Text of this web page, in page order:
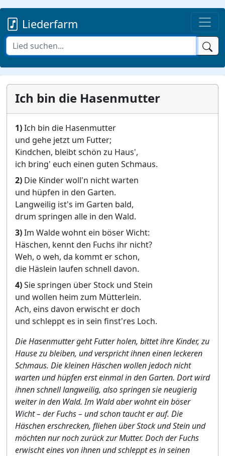
Liederfarm
Ich bin die Hasenmutter
1)Ich bin die Hasenmutter
und gehe jetzt um Futter;
Kindchen, bleibt schön zu Haus',
ich bring' euch einen guten Schmaus.
2) Die Kinder woll'n nicht warten
und hüpfen in den Garten.
Langweilig ist's im Garten bald,
drum springen alle in den Wald.
3)Im Walde wohnt ein böser Wicht:
Häschen, kennt den Fuchs ihr nicht?
Weh, o weh, da kommt er schon,
die Häslein laufen schnell davon.
4)Sie springen über Stock und Stein
und wollen heim zum Mütterlein.
Ach, eins davon erwischt er doch
und schleppt es in sein finst'res Loch.
Die Hasenmutter geht Futter holen, bittet ihre Kinder, zu
Hause zu bleiben, und verspricht ihnen einen leckeren
Schmaus. Die kleinen Häschen wollen jedoch nicht
warten und hüpfen erst einmal in den Garten. Dort wird
ihnen schnell langweilig, also springen sie neugierig
weiter in den Wald. Im Wald aber wohnt ein böser
Wicht – der Fuchs – und schon taucht er auf. Die
Häschen erschrecken, fliehen über Stock und Stein und
möchten nur noch zurück zur Mutter. Doch der Fuchs
erwischt eines von ihnen und schleppt es in seinen